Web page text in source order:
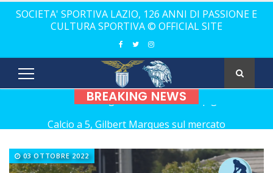
SOCIETA' SPORTIVA LAZIO, 126 ANNI DI PASSIONE E
CULTURA SPORTIVA © OFFICIAL SITE
BREAKING NEWS
Calcio a 5: Barca e Conticelli, il canto libero della Lazio!
03 OTTOBRE 2022